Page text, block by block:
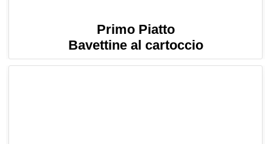
Primo Piatto
Bavettine al cartoccio